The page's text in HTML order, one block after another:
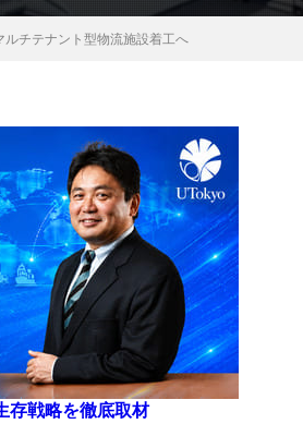
チテナント型物流施設着工へ
存戦略を徹底取材